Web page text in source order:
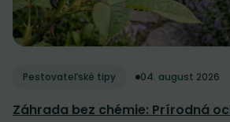
Pestovateľské tipy 04. august 2026
Záhrada bez chémie: Prírodná